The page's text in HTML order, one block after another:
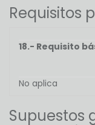
Requisitos
18.- Requisito
No aplica
Supuestos